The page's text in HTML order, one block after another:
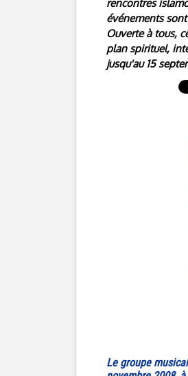
rencontres
événements
Ouverte à tous,
plan spirituel,
jusqu'au 15
Le groupe